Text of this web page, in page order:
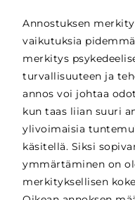
Annostuksen
vaikutuksia
merkitys
turvallisuuteen ja
annos voi johtaa
kun taas liian suuri
ylivoimaisia
käsitellä. Siksi
ymmärtäminen on
merkityksellisen